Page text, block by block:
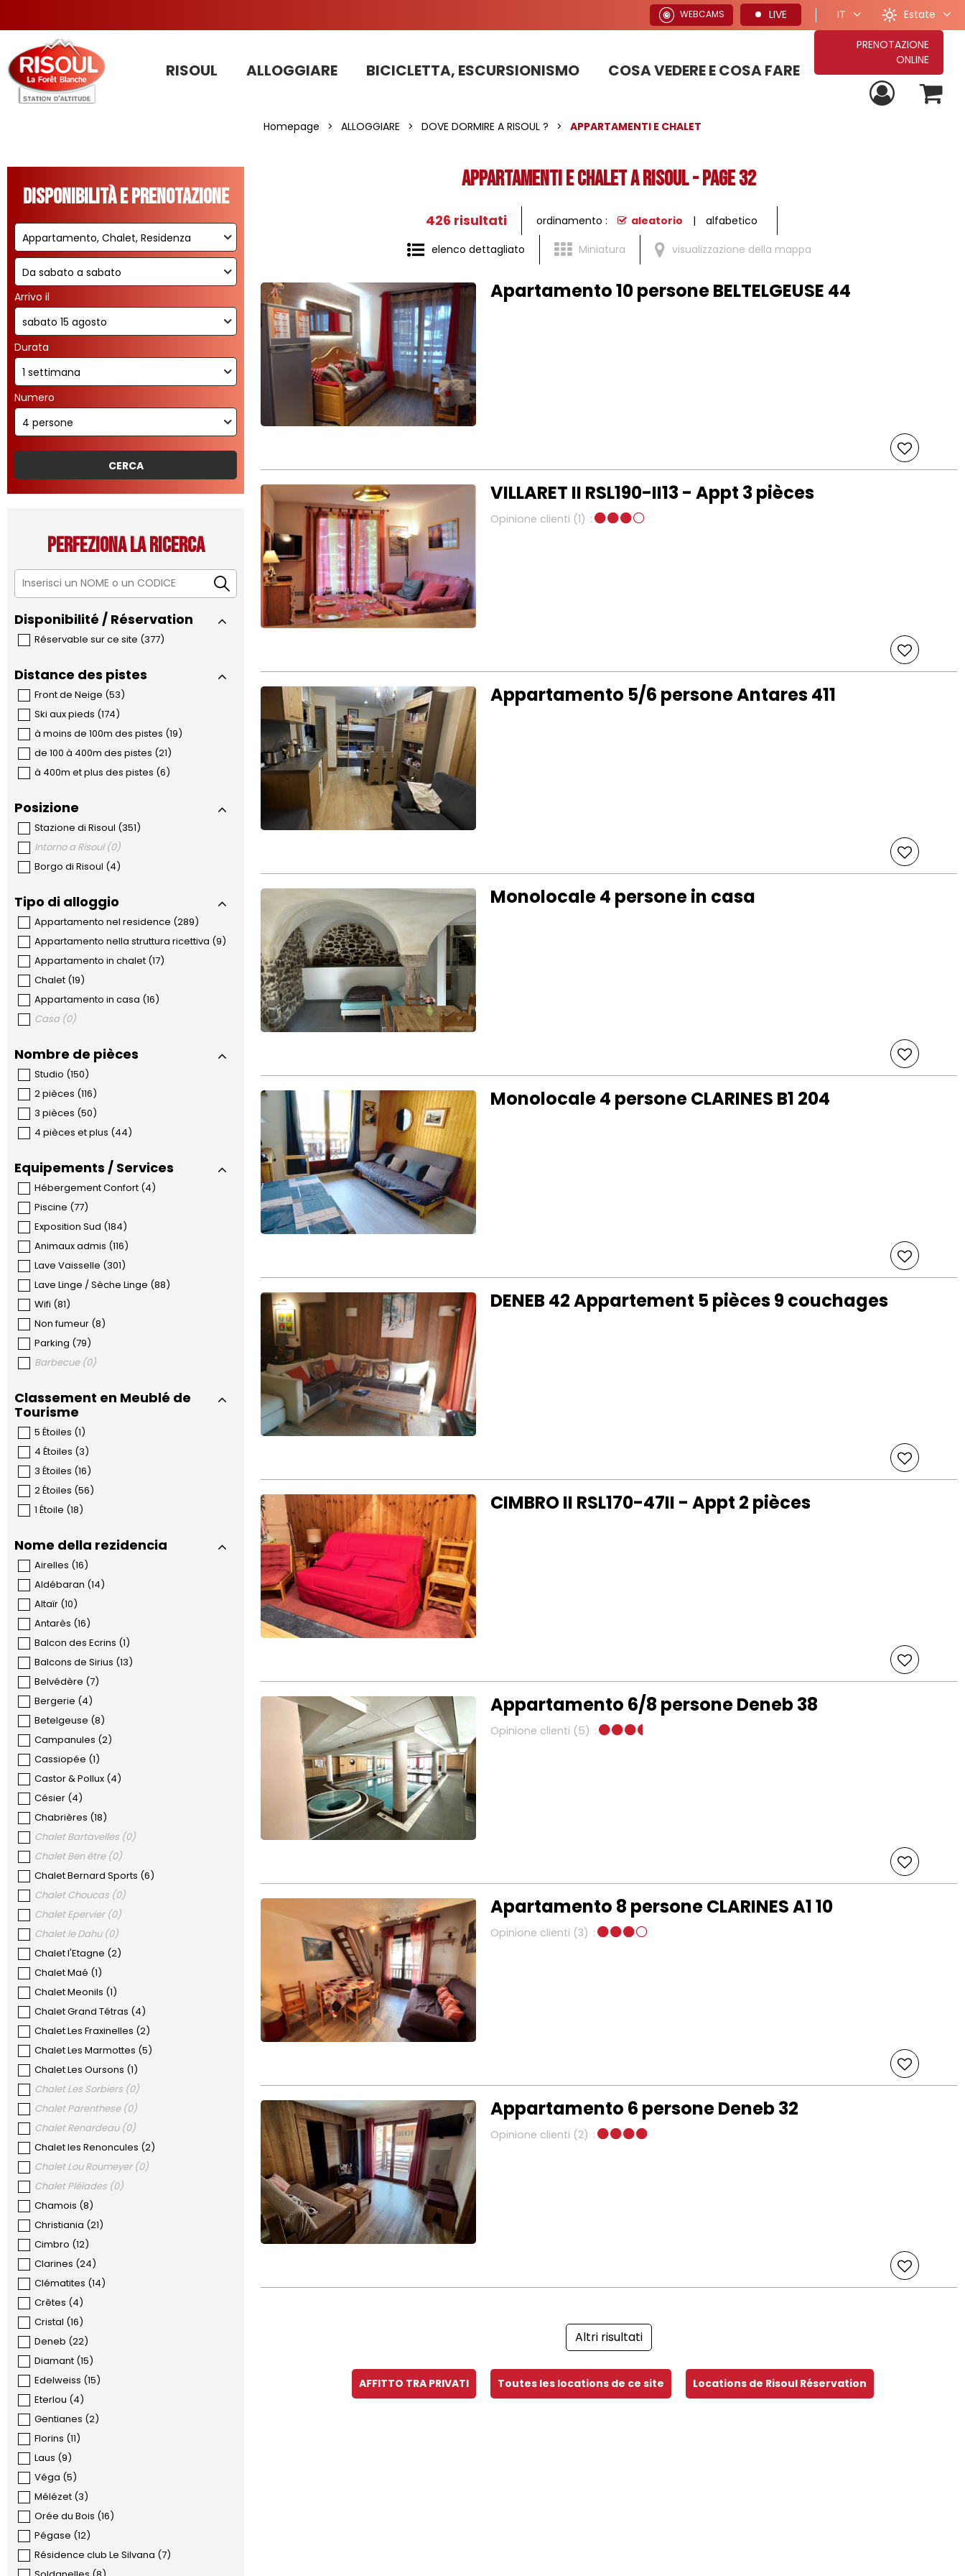
WEBCAMS LIVE IT Estate
RISOUL ALLOGGIARE BICICLETTA, ESCURSIONISMO COSA VEDERE E COSA FARE
PRENOTAZIONE
ONLINE
Homepage > ALLOGGIARE > DOVE DORMIRE A RISOUL ? > APPARTAMENTI E CHALET
Disponibilità e prenotazione
Arrivo il
Durata
Numero
Perfeziona la ricerca
Disponibilité / Réservation
Réservable sur ce site (377)
Distance des pistes
Front de Neige (53)
Ski aux pieds (174)
à moins de 100m des pistes (19)
de 100 à 400m des pistes (21)
à 400m et plus des pistes (6)
Posizione
Stazione di Risoul (351)
Intorno a Risoul (0)
Borgo di Risoul (4)
Tipo di alloggio
Appartamento nel residence (289)
Appartamento nella struttura ricettiva (9)
Appartamento in chalet (17)
Chalet (19)
Appartamento in casa (16)
Casa (0)
Nombre de pièces
Studio (150)
2 pièces (116)
3 pièces (50)
4 pièces et plus (44)
Equipements / Services
Hébergement Confort (4)
Piscine (77)
Exposition Sud (184)
Animaux admis (116)
Lave Vaisselle (301)
Lave Linge / Sèche Linge (88)
Wifi (81)
Non fumeur (8)
Parking (79)
Barbecue (0)
Classement en Meublé de
Tourisme
5 Étoiles (1)
4 Étoiles (3)
3 Étoiles (16)
2 Étoiles (56)
1 Étoile (18)
Nome della rezidencia
Airelles (16)
Aldébaran (14)
Altaïr (10)
Antarès (16)
Balcon des Ecrins (1)
Balcons de Sirius (13)
Belvédère (7)
Bergerie (4)
Betelgeuse (8)
Campanules (2)
Cassiopée (1)
Castor & Pollux (4)
Césier (4)
Chabrières (18)
Chalet Bartavelles (0)
Chalet Ben être (0)
Chalet Bernard Sports (6)
Chalet Choucas (0)
Chalet Epervier (0)
Chalet le Dahu (0)
Chalet l'Etagne (2)
Chalet Maé (1)
Chalet Meonils (1)
Chalet Grand Tétras (4)
Chalet Les Fraxinelles (2)
Chalet Les Marmottes (5)
Chalet Les Oursons (1)
Chalet Les Sorbiers (0)
Chalet Parenthese (0)
Chalet Renardeau (0)
Chalet les Renoncules (2)
Chalet Lou Roumeyer (0)
Chalet Pléïades (0)
Chamois (8)
Christiania (21)
Cimbro (12)
Clarines (24)
Clématites (14)
Crêtes (4)
Cristal (16)
Deneb (22)
Diamant (15)
Edelweiss (15)
Eterlou (4)
Gentianes (2)
Florins (11)
Laus (9)
Véga (5)
Mélézet (3)
Orée du Bois (16)
Pégase (12)
Résidence club Le Silvana (7)
APPARTAMENTI E CHALET A RISOUL - Page 32
elenco dettagliato Miniatura visualizzazione della mappa
426 risultati ordinamento : aleatorio alfabetico
Apartamento 10 persone BELTELGEUSE 44
VILLARET II RSL190-II13 - Appt 3 pièces
Opinione clienti (1)
Appartamento 5/6 persone Antares 411
Monolocale 4 persone in casa
Monolocale 4 persone CLARINES B1 204
DENEB 42 Appartement 5 pièces 9 couchages
CIMBRO II RSL170-47II - Appt 2 pièces
Appartamento 6/8 persone Deneb 38
Opinione clienti (5)
Apartamento 8 persone CLARINES A1 10
Opinione clienti (3)
Appartamento 6 persone Deneb 32
Opinione clienti (2)
Altri risultati
AFFITTO TRA PRIVATI Toutes les locations de ce site Locations de Risoul Réservation